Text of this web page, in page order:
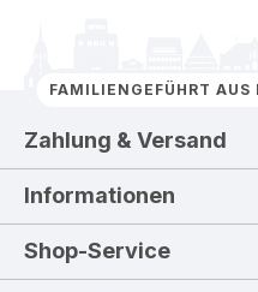
FAMILIENGEFÜHRT
Zahlung & Versand
Informationen
Shop-Service